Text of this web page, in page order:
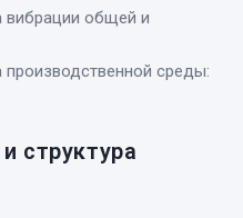
вибрации общей и
среды:
структура